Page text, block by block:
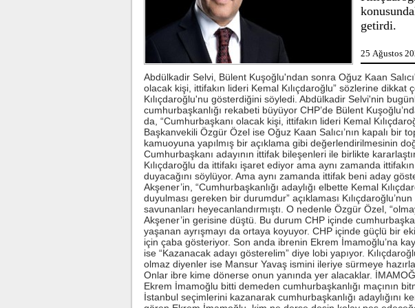
getirdi.
25 Ağustos
Abdülkadir Selvi, Bülent Kuşoğlu'ndan sonra Oğuz Kaan
olacak kişi, ittifakın lideri Kemal Kılıçdaroğlu” sözlerine dikkat
Kılıçdaroğlu'nu gösterdiğini söyledi. Abdülkadir Selvi'nin
cumhurbaşkanlığı rekabeti büyüyor CHP’de Bülent
da, “Cumhurbaşkanı olacak kişi, ittifakın lideri Kemal
Başkanvekili Özgür Özel ise Oğuz Kaan Salıcı’nın kapalı bir
kamuoyuna yapılmış bir açıklama gibi değerlendirilmesinin
Cumhurbaşkanı adayının ittifak bileşenleri ile birlikte
Kılıçdaroğlu da ittifakı işaret ediyor ama aynı zamanda
duyacağını söylüyor. Ama aynı zamanda ittifak beni aday
Akşener’in, “Cumhurbaşkanlığı adaylığı elbette Kemal
duyulması gereken bir durumdur” açıklaması Kılıçdaroğlu’nun
savunanları heyecanlandırmıştı. O nedenle Özgür Özel,
Akşener’in gerisine düştü. Bu durum CHP içinde
yaşanan ayrışmayı da ortaya koyuyor. CHP içinde güçlü bir
için çaba gösteriyor. Son anda ibrenin Ekrem İmamoğlu’na
ise “Kazanacak adayı gösterelim” diye lobi yapıyor.
olmaz diyenler ise Mansur Yavaş ismini ileriye sürmeye
Onlar ibre kime dönerse onun yanında yer alacaklar.
Ekrem İmamoğlu bitti demeden cumhurbaşkanlığı maçının
İstanbul seçimlerini kazanarak cumhurbaşkanlığı adaylığını
adliyeye sevk
Tarım ve Orman
ürünlerinde
markaları
...
Beşiktaş'ta şok sakatlık
Beşiktaş
Wilfred
ligaman
duyurdu.